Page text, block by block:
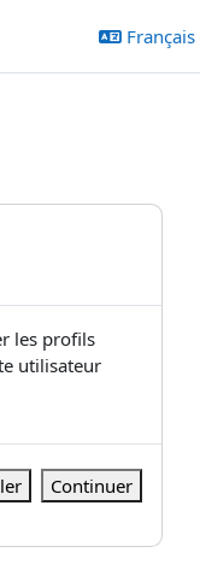
les profils
utilisateur
Continuer